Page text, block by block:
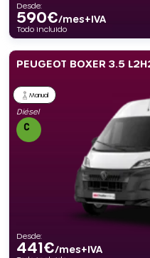
Desde:
590€/mes+IVA
Todo incluido
PEUGEOT BOXER 3.5
Manual
Diésel
Desde:
441€/mes+IVA